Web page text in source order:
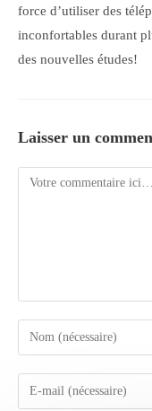
force d’utiliser des
inconfortables durant
des nouvelles études!
Laisser un
Comment
Enter
your
name
Enter
your